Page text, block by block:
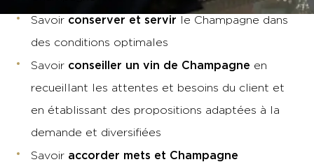
Savoir conserver et servir le Champagne dans
des conditions optimales
Savoir conseiller un vin de Champagne en
recueillant les attentes et besoins du client et
en établissant des propositions adaptées à la
demande et diversifiées
Savoir accorder mets et Champagne